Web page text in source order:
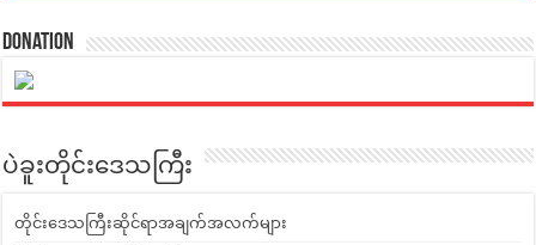
Donation
ပဲခူးတိုင်းဒေသကြီး
တိုင်းဒေသကြီးဆိုင်ရာအချက်အလက်များ